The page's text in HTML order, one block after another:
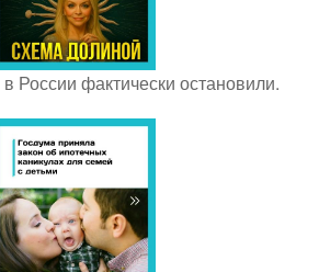
России фактически остановили.